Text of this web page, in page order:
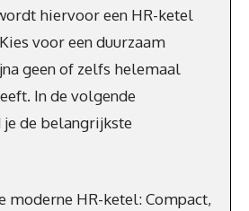
hiervoor een HR-ketel
voor een duurzaam
geen of zelfs helemaal
In de volgende
de belangrijkste
moderne HR-ketel: Compact,